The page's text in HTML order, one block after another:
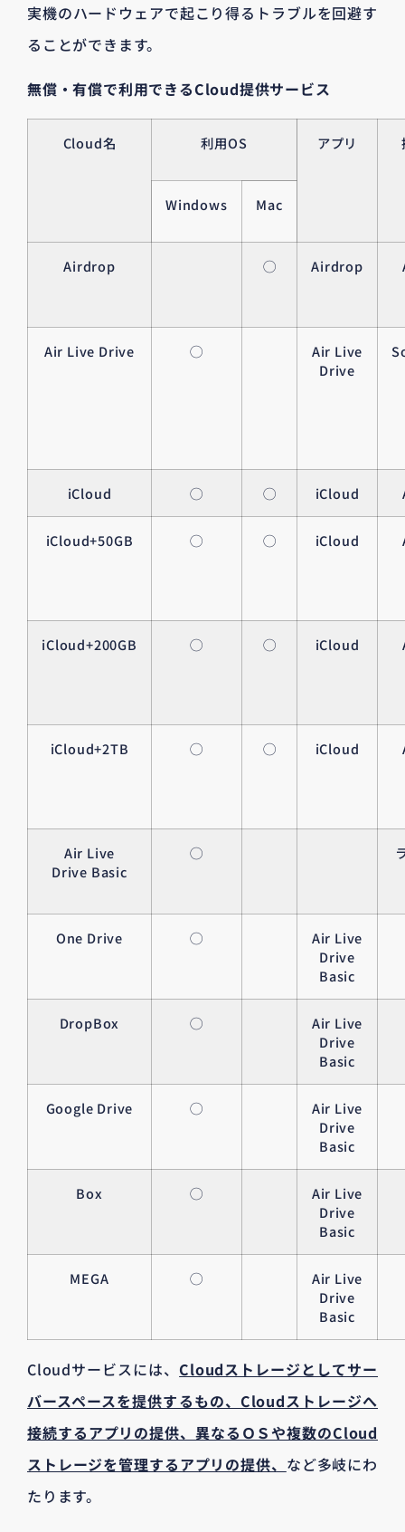
実機のハードウェアで起こり得るトラブルを回避す
ることができます。
無償・有償で利用できるCloud提供サービス
Cloud名 利用OS アプリ
Windows Mac
Airdrop ◯ Airdrop
Air Live Drive ◯
Air Live
Drive
iCloud ◯ ◯ iCloud
iCloud+50GB ◯ ◯ iCloud
iCloud+200GB ◯ ◯ iCloud
iCloud+2TB ◯ ◯ iCloud
Air Live
Drive Basic
◯
One Drive ◯
Air Live
Drive
Basic
DropBox ◯
Air Live
Drive
Basic
Google Drive ◯
Air Live
Drive
Basic
Box ◯
Air Live
Drive
Basic
MEGA ◯
Air Live
Drive
Basic
Cloudサービスには、 Cloudストレージとしてサー
バースペースを提供するもの、Cloudストレージへ
接続するアプリの提供、異なるＯＳや複数のCloud
ストレージを管理するアプリの提供、 など多岐にわ
たります。